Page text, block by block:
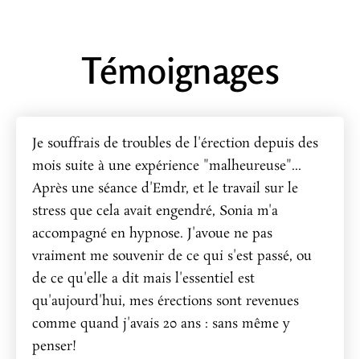
Témoignages
Je souffrais de troubles de l'érection depuis des
mois suite à une expérience "malheureuse"...
Après une séance d'Emdr, et le travail sur le
stress que cela avait engendré, Sonia m'a
accompagné en hypnose. J'avoue ne pas
vraiment me souvenir de ce qui s'est passé, ou
de ce qu'elle a dit mais l'essentiel est
qu'aujourd'hui, mes érections sont revenues
comme quand j'avais 20 ans : sans même y
penser!